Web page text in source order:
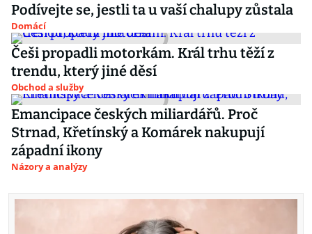
Podívejte se, jestli ta u vaší chalupy zůstala
Domácí
Češi propadli motorkám. Král trhu těží z
trendu, který jiné děsí
Obchod a služby
Emancipace českých miliardářů. Proč
Strnad, Křetínský a Komárek nakupují
západní ikony
Názory a analýzy